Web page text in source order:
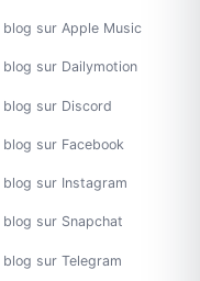
blog sur Apple Music
blog sur Dailymotion
blog sur Discord
blog sur Facebook
blog sur Instagram
blog sur Snapchat
blog sur Telegram